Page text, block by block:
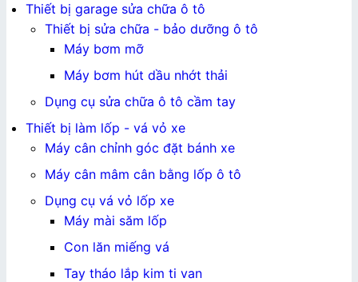
Thiết bị garage sửa chữa ô tô
Thiết bị sửa chữa - bảo dưỡng ô tô
Máy bơm mỡ
Máy bơm hút dầu nhớt thải
Dụng cụ sửa chữa ô tô cầm tay
Thiết bị làm lốp - vá vỏ xe
Máy cân chỉnh góc đặt bánh xe
Máy cân mâm cân bằng lốp ô tô
Dụng cụ vá vỏ lốp xe
Máy mài săm lốp
Con lăn miếng vá
Tay tháo lắp kim ti van